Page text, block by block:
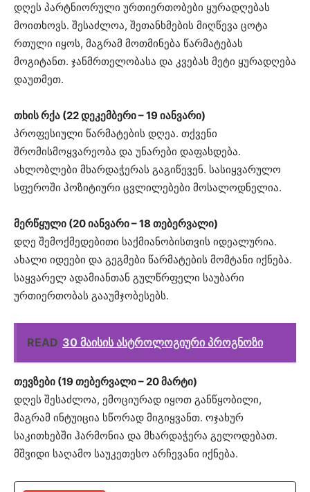
დღეს პარტნიორული ურთიერთობები ყურადღებას
მოითხოვს. შესაძლოა, შეთანხმების მიღწევა ცოტა
რთული იყოს, მაგრამ მოთმინება წარმატებას
მოგიტანთ. ჯანმრთელობასა და კვებას მეტი ყურადღება
დაუთმეთ.
თხის რქა (22 დეკემბერი – 19 იანვარი)
პროფესიული წარმატების დღეა. თქვენი
შრომისმოყვარეობა და უნარები დაფასდება.
ახლობლები მხარდაჭერას გაგიწევენ. სასიყვარულო
სფეროში პოზიტიური ცვლილებები მოსალოდნელია.
მერწყული (20 იანვარი – 18 თებერვალი)
დღე შემოქმედებითი საქმიანობისთვის იდეალურია.
ახალი იდეები და გეგმები წარმატების მომტანი იქნება.
საყვარელ ადამიანთან გულწრფელი საუბარი
ურთიერთობას გააუმჯობესებს.
READ 30 მაისის ასტროლოგიური პროგნოზი
თევზები (19 თებერვალი – 20 მარტი)
დღეს შესაძლოა, ემოციურად იყოთ განწყობილი,
მაგრამ ინტუიცია სწორად მიგიყვანთ. ოჯახურ
საკითხებში ჰარმონია და მხარდაჭერა გელოდებათ.
მშვიდი საღამო საუკეთესო არჩევანი იქნება.